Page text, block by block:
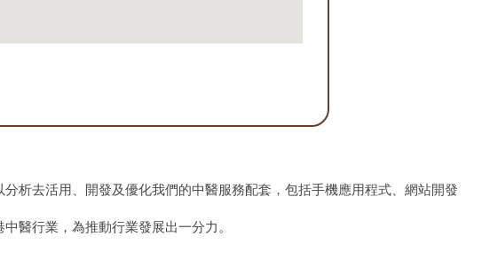
分析去活用、開發及優化我們的中醫服務配套，包括手機應用程式、網站開發
醫行業，為推動行業發展出一分力。